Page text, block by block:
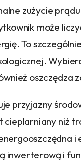
zużycie
może
To
oszczędza
przyjazny
cieplarniany niż
i
inwerterową i